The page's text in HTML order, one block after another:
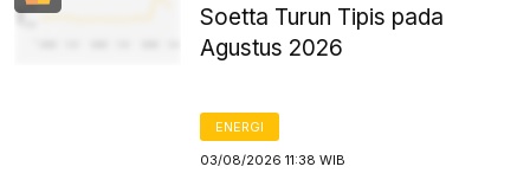
Soetta Turun Tipis pada
Agustus 2026
ENERGI
03/08/2026 11:38 WIB